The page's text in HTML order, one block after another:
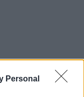
Personal